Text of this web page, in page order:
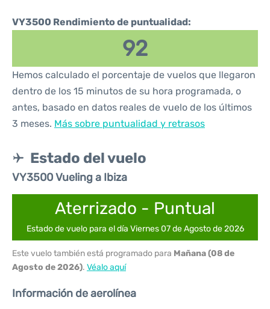
VY3500 Rendimiento de puntualidad:
92
Hemos calculado el porcentaje de vuelos que llegaron
dentro de los 15 minutos de su hora programada, o
antes, basado en datos reales de vuelo de los últimos
3 meses. Más sobre puntualidad y retrasos
Estado del vuelo
VY3500 Vueling a Ibiza
Aterrizado - Puntual
Estado de vuelo para el día Viernes 07 de Agosto de 2026
Este vuelo también está programado para Mañana (08 de
Agosto de 2026). Véalo aquí
Información de aerolínea